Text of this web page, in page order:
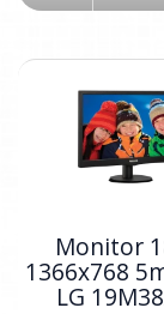
Monitor
1366x768
LG